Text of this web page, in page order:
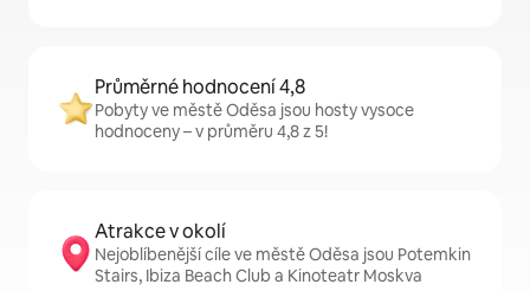
Průměrné hodnocení 4,8
Pobyty ve městě Oděsa jsou hosty vysoce
hodnoceny – v průměru 4,8 z 5!
Atrakce v okolí
Nejoblíbenější cíle ve městě Oděsa jsou Potemkin
Stairs, Ibiza Beach Club a Kinoteatr Moskva